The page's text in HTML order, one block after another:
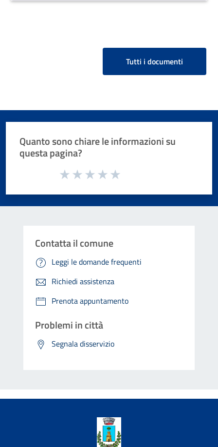
Tutti i documenti
Quanto sono chiare le informazioni su
questa pagina?
Valuta da 1 a 5 stelle la pagina
Contatta il comune
Leggi le domande frequenti
Richiedi assistenza
Prenota appuntamento
Problemi in città
Segnala disservizio